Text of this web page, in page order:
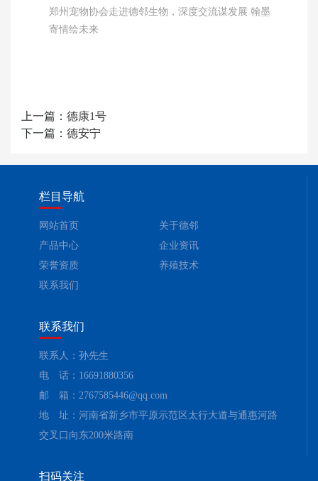
郑州宠物协会走进德邻生物，深度交流谋发展 翰墨
寄情绘未来
上一篇： 德康1号
下一篇： 德安宁
栏目导航
网站首页
关于德邻
产品中心
企业资讯
荣誉资质
养殖技术
联系我们
联系我们
联系人：孙先生
电 话：16691880356
邮 箱：2767585446@qq.com
地 址：河南省新乡市平原示范区太行大道与通惠河路
交叉口向东200米路南
扫码关注